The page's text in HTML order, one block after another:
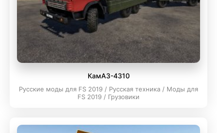
КамАЗ-4310
Русские моды для FS 2019 / Русская техника / Моды для
FS 2019 / Грузовики